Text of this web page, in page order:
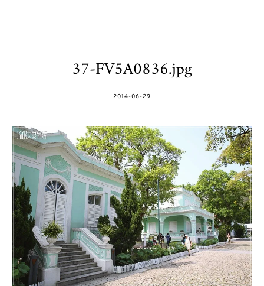
37-FV5A0836.jpg
POSTED
2014-06-29